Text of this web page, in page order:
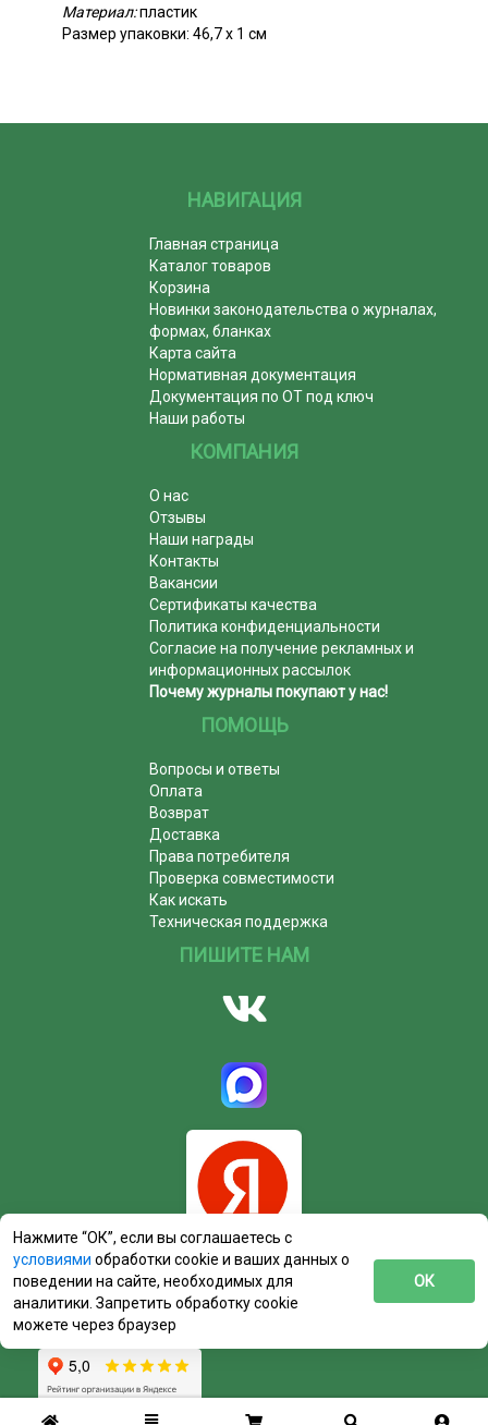
Материал:пластик
Размер упаковки: 46,7 х 1 см
НАВИГАЦИЯ
Главная страница
Каталог товаров
Корзина
Новинки законодательства о журналах,
формах, бланках
Карта сайта
Нормативная документация
Документация по ОТ под ключ
Наши работы
КОМПАНИЯ
О нас
Отзывы
Наши награды
Контакты
Вакансии
Сертификаты качества
Политика конфиденциальности
Согласие на получение рекламных и
информационных рассылок
Почему журналы покупают у нас!
ПОМОЩЬ
Вопросы и ответы
Оплата
Возврат
Доставка
Права потребителя
Проверка совместимости
Как искать
Техническая поддержка
ПИШИТЕ НАМ
Нажмите “ОК”, если вы соглашаетесь с
условиями обработки cookie и ваших данных о
поведении на сайте, необходимых для
аналитики. Запретить обработку cookie
можете через браузер
ОК